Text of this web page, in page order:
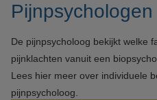
Pijnpsychologen
De pijnpsycholoog bekijkt welke
pijnklachten vanuit een
Lees hier meer over individuele
pijnpsycholoog.